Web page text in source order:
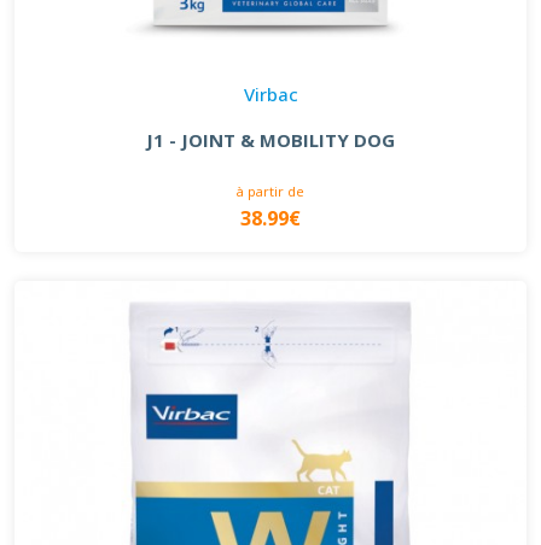
Virbac
J1 - JOINT & MOBILITY DOG
à partir de
38.99€